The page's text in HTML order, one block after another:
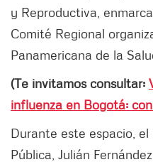
y Reproductiva,
Comité Regional
Panamericana de la
(Te invitamos consultar:
influenza en Bogotá:
Durante este espacio,
Pública, Julián